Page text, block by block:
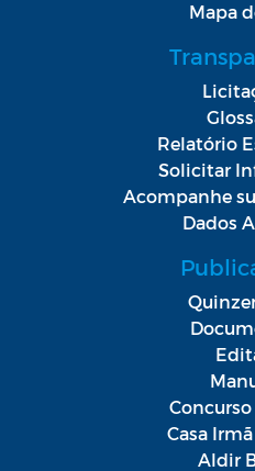
Mapa
Relatório
Solicitar
Acompanhe
Dados
Casa
Aldir